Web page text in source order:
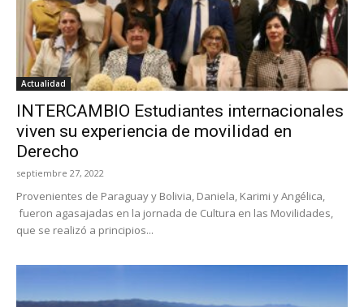
Actualidad
INTERCAMBIO Estudiantes internacionales
viven su experiencia de movilidad en
Derecho
septiembre 27, 2022
Provenientes de Paraguay y Bolivia, Daniela, Karimi y Angélica,
fueron agasajadas en la jornada de Cultura en las Movilidades,
que se realizó a principios...